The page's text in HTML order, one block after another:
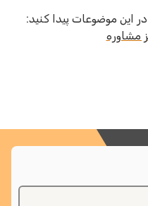
پیدا کنید: